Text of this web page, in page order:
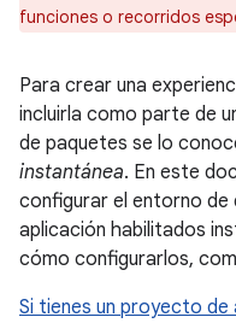
funciones o recorridos
Para crear una
incluirla como parte de
de paquetes se lo
instantánea. En este
configurar el entorno
aplicación habilitados
cómo configurarlos,
Si tienes un proyecto de